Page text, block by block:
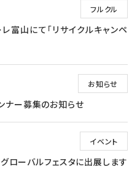
フルクル
富山にて「リサイクルキャンペ
お知らせ
ナー募集のお知らせ
イベント
ローバルフェスタに出展します